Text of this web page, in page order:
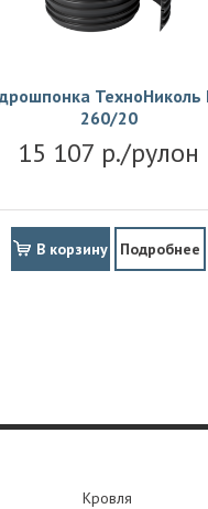
ТехноНиколь
260/20
15 107 р./рулон
В корзину Подробнее
Кровля